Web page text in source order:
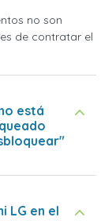
no son
de contratar el
está
LG en el